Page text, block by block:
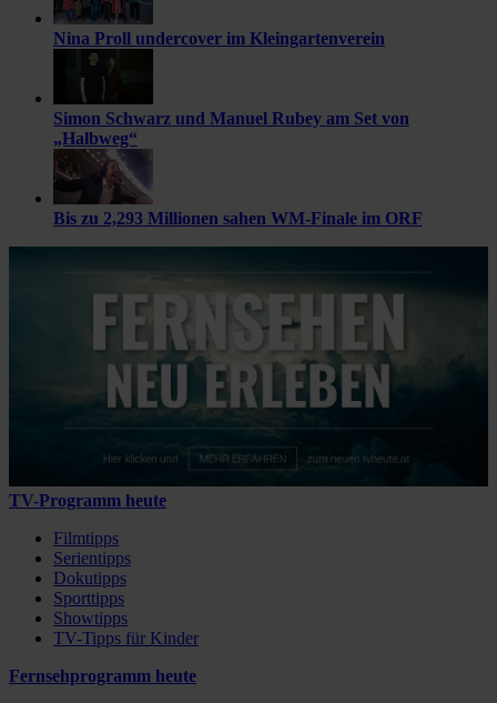
Nina Proll undercover im Kleingartenverein
Simon Schwarz und Manuel Rubey am Set von
„Halbweg“
Bis zu 2,293 Millionen sahen WM-Finale im ORF
TV-Programm heute
Filmtipps
Serientipps
Dokutipps
Sporttipps
Showtipps
TV-Tipps für Kinder
Fernsehprogramm heute